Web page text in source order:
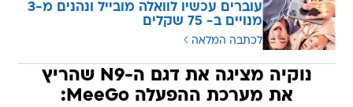
עוברים עכשיו לוואלה מובייל ונהנים מ-3
מנויים ב- 75 שקלים
לכתבה המלאה
נוקיה מציגה את דגם ה-N9 שהריץ
את מערכת ההפעלה MeeGo: